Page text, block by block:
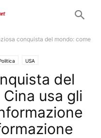
conquista del mondo: come
USA
del
usa gli